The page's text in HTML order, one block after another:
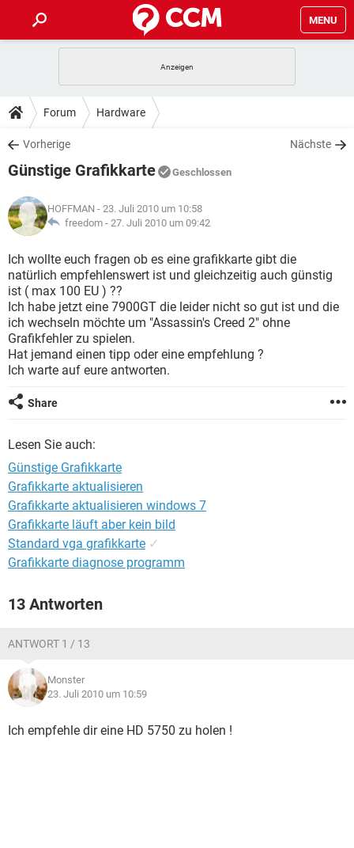
MENU
ANDROID
WINDOWS 10
WHATSAPP TIKTOK
FACEBOOK
TIPPS & TRICKS
SPIELE
WHATSAPP TIKTOK
FACEBOOK
DOWNLOADS
SPIELE STREAMING
ANDROID
WINDOWS 10 INSTAGRAM
WHATSAPP TIKTOK
FACEBOOK HARDWARE
SPIELE STREAMING
ANDROID
WINDOWS 10 INSTAGRAM
WHATSAPP
FACEBOOK HARDWARE
LEXIKON
SPIELE STREAMING
ANDROID IOS
WINDOWS 10 INSTAGRAM
WHATSAPP
FACEBOOK HARDWARE
Forum Hardware
Vorherige Nächste
Günstige Grafikkarte Geschlossen
HOFFMAN - 23. Juli 2010 um 10:58
freedom - 27. Juli 2010 um 09:42
Ich wollte euch fragen ob es eine grafikkarte gibt die
natürlich empfehlenswert ist und gleichzeitig auch günstig
ist ( max 100 EU ) ??
Ich habe jetzt eine 7900GT die leider nicht so gut ist und die
ich wechseln möchte um "Assassin's Creed 2" ohne
Grafikfehler zu spielen.
Hat jemand einen tipp oder eine empfehlung ?
Ich warte auf eure antworten.
Share
Lesen Sie auch:
Günstige Grafikkarte
Grafikkarte aktualisieren
Grafikkarte aktualisieren windows 7
Grafikkarte läuft aber kein bild
Standard vga grafikkarte ✓
Grafikkarte diagnose programm
13 Antworten
ANTWORT 1 / 13
Monster
23. Juli 2010 um 10:59
Ich empfehle dir eine HD 5750 zu holen !